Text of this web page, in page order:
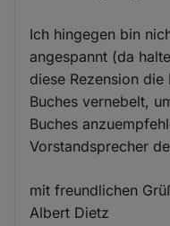
Ich hingegen bin
angespannt (da
diese Rezension
Buches vernebelt,
Buches
Vorstandsprecher
mit freundlichen
Albert Dietz